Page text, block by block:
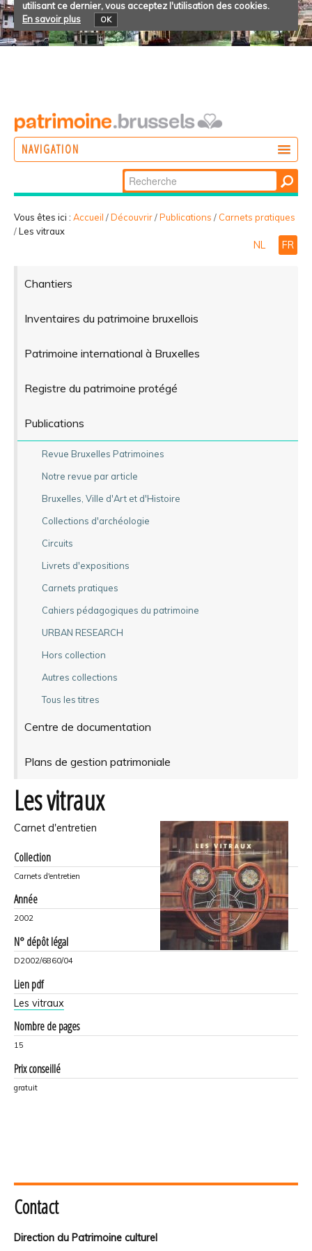
utilisant ce dernier, vous acceptez l'utilisation des cookies.
En savoir plus
OK
NAVIGATION
PARTICIPER
Chercher par
Recherche
avancée…
Vous êtes ici : Accueil /Découvrir/Publications / Carnets pratiques
/Les vitraux
NL FR
Chantiers
Inventaires du patrimoine bruxellois
Patrimoine international à Bruxelles
Registre du patrimoine protégé
Publications
Revue Bruxelles Patrimoines
Notre revue par article
Bruxelles, Ville d'Art et d'Histoire
Collections d'archéologie
Circuits
Livrets d'expositions
Carnets pratiques
Cahiers pédagogiques du patrimoine
URBAN RESEARCH
Hors collection
Autres collections
Tous les titres
Centre de documentation
Plans de gestion patrimoniale
Les vitraux
Carnet d'entretien
Collection
Carnets d'entretien
Année
2002
N° dépôt légal
D2002/6860/04
Lien pdf
Les vitraux
Nombre de pages
15
Prix conseillé
gratuit
Contact
Direction du Patrimoine culturel